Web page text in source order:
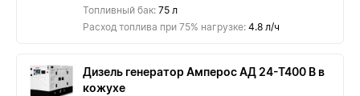
Топливный бак: 75 л
Расход топлива при 75% нагрузке: 4.8 л/ч
Дизель генератор Амперос АД 24-Т400 B в
кожухе